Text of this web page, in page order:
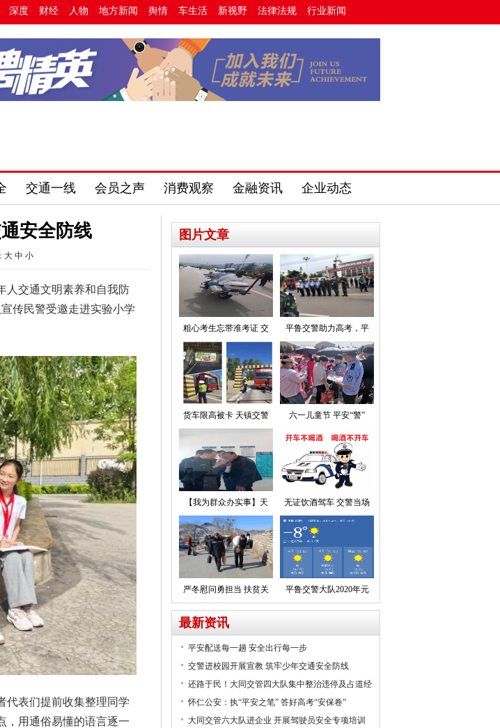
深度 财经 人物 地方新闻 舆情 车生活 新视野 法律法规 行业新闻
交通一线 会员之声 消费观察 金融资讯 企业动态
安全防线
大 中 小
人交通文明素养和自我防
传民警受邀走进实验小学
代表们提前收集整理同学
，用通俗易懂的语言逐一
图片文章
粗心考生忘带准考证 交 平鲁交警助力高考，平
货车限高被卡 天镇交警 六一儿童节 平安“警”
【我为群众办实事】天 无证饮酒驾车 交警当场
严冬慰问勇担当 扶贫关 平鲁交警大队2020年元
最新资讯
平安配送每一趟 安全出行每一步
交警进校园开展宣教 筑牢少年交通安全防线
还路于民！大同交管四大队集中整治违停及占道经
怀仁公安：执“平安之笔” 答好高考“安保卷”
大同交管六大队进企业 开展驾驶员安全专项培训